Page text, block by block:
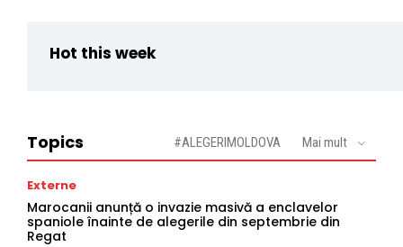
Hot this week
Topics #ALEGERIMOLDOVA Mai mult
Externe
Marocanii anunță o invazie masivă a enclavelor
spaniole înainte de alegerile din septembrie din
Regat